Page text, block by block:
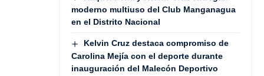
moderno multiuso del Club Manganagua
en el Distrito Nacional
Kelvin Cruz destaca compromiso de
Carolina Mejía con el deporte durante
inauguración del Malecón Deportivo